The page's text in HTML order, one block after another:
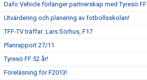
Dafo Vehicle förlänger partnerskap med Tyresö FF
Utvärdering och planering av fotbollsskolan!
TFF-TV träffar: Lars Sörhus, F17
Planrapport 27/11
Tyresö FF 52 år!
Föreläsning för F2013!